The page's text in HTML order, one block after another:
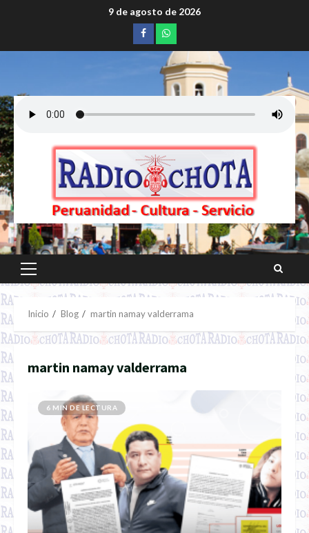
9 de agosto de 2026
Facebookwhatsapp
Menú
principal
Inicio Blog martin namay valderrama
martin namay valderrama
6 MIN DE LECTURA